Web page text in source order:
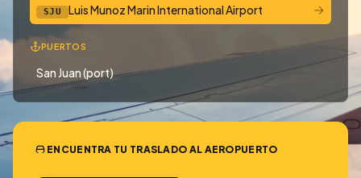
SJU Luis Munoz Marin International Airport →
PUERTOS
San Juan (port)
ENCUENTRA TU TRASLADO AL AEROPUERTO